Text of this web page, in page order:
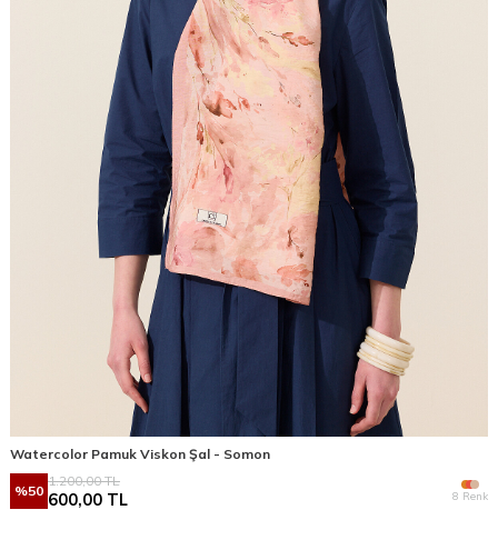
Watercolor Pamuk Viskon Şal - Somon
%50
1.200,00TL
600,00 TL 8 Renk